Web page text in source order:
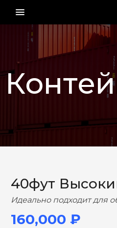
menu_vert
НАЗАД
40фут
Идеально подходит для
160,000 ₽